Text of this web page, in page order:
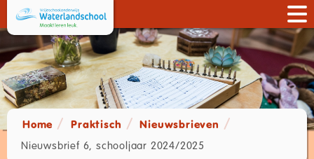
Home Praktisch
Nieuwsbrieven
Nieuwsbrief 6, schooljaar 2024/2025